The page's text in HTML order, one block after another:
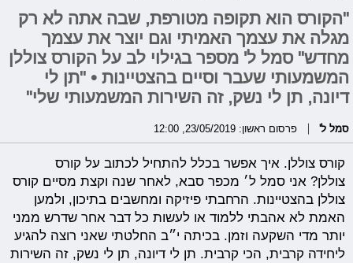
"הקורס הוא תקופה מטורפת, שבה אתה לא רק
מגלה את עצמך האמיתי וגם יוצר את עצמך
מחדש" סמל ל' מספר בגילוי לב על הקורס צוללן
המשמעותי שעבר וסיים בהצטיינות • "תן לי
דיונה, תן לי נשק, זה השירות המשמעותי שלי"
סמל ל' פרסום ראשון: 23/05/2019, 12:00
קורס צוללן. איך אפשר בכלל להתחיל לכתוב על קורס
צוללן? אני סמל ל׳ מכפר סבא, לאחר שנה וקצת מסיים קורס
צוללן בהצטיינות. הרחבתי פיזיקה ומחשבים בתיכון, ולמען
האמת לא אהבתי ללמוד או לעשות כל דבר אחר שדרש ממני
יותר מדי השקעה וזמן. בכיתה י״ב החלטתי שאני רוצה להגיע
ליחידה קרבית, הכי קרבית. תן לי דיונה, תן לי נשק, זה השירות